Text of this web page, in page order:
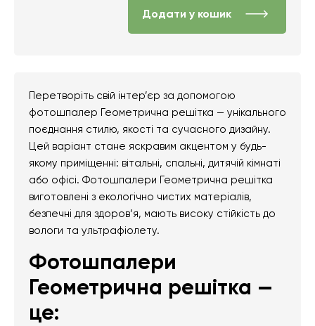
Додати у кошик
Перетворіть свій інтер’єр за допомогою
фотошпалер Геометрична решітка — унікального
поєднання стилю, якості та сучасного дизайну.
Цей варіант стане яскравим акцентом у будь-
якому приміщенні: вітальні, спальні, дитячій кімнаті
або офісі. Фотошпалери Геометрична решітка
виготовлені з екологічно чистих матеріалів,
безпечні для здоров’я, мають високу стійкість до
вологи та ультрафіолету.
Фотошпалери
Геометрична решітка —
це: